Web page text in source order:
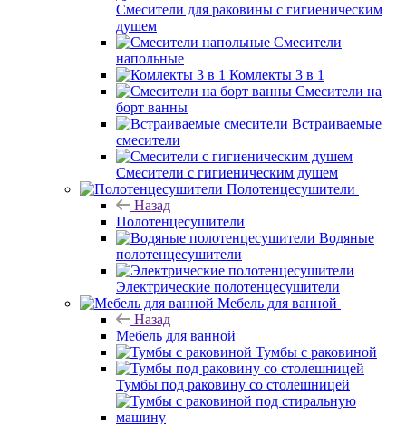
Смесители для раковины с гигиеническим
душем
Смесители
напольные
Комлекты 3 в 1
Смесители на
борт ванны
Встраиваемые
смесители
Смесители с гигиеническим душем
Полотенцесушители
Назад
Полотенцесушители
Водяные
полотенцесушители
Электрические полотенцесушители
Мебель для ванной
Назад
Мебель для ванной
Тумбы с раковиной
Тумбы под раковину со столешницей